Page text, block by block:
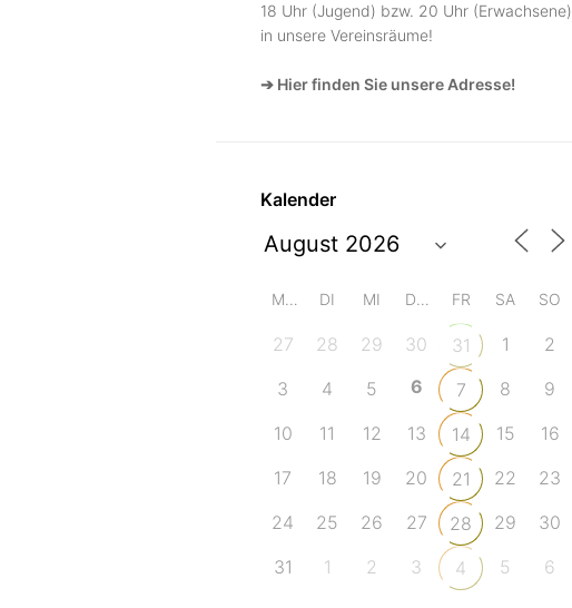
18 Uhr (Jugend) bzw. 20 Uhr (Erwachsene)
in unsere Vereinsräume!
➔ Hier finden Sie unsere Adresse!
Kalender
MO DI MI DO FR SA SO
27 28 29 30 31 1
2
3
4 5 6 7 8
9
10
11 12 13 14 15
16
17
18 19 20 21 22
23
24
25 26 27 28 29
30
31
1 2 3 4 5 6